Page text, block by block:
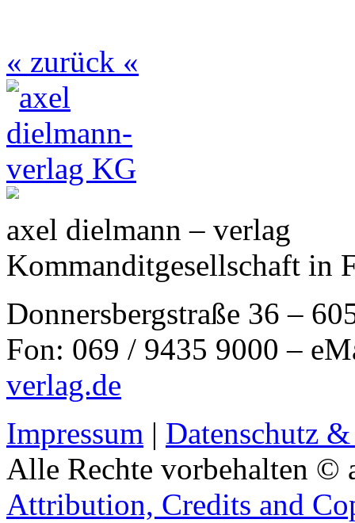
« zurück «
axel dielmann – verlag
Kommanditgesellschaft in
Donnersbergstraße 36 –
Fon: 069 / 9435 9000 –
verlag.de
Impressum | Datenschutz
Alle Rechte vorbehalten ©
Attribution, Credits and